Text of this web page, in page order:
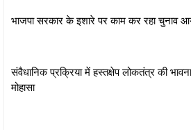
भाजपा सरकार के इशारे पर काम कर रहा चुनाव
संवैधानिक प्रक्रिया में हस्तक्षेप लोकतंत्र की
मोहासा